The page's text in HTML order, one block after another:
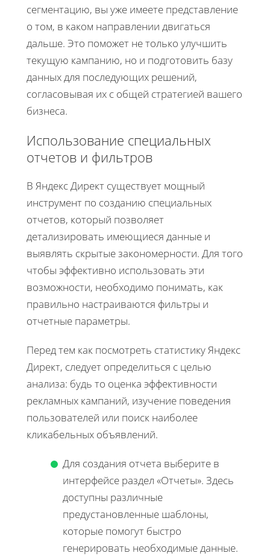
сегментацию, вы уже имеете представление
о том, в каком направлении двигаться
дальше. Это поможет не только улучшить
текущую кампанию, но и подготовить базу
данных для последующих решений,
согласовывая их с общей стратегией вашего
бизнеса.
Использование специальных
отчетов и фильтров
В Яндекс Директ существует мощный
инструмент по созданию специальных
отчетов, который позволяет
детализировать имеющиеся данные и
выявлять скрытые закономерности. Для того
чтобы эффективно использовать эти
возможности, необходимо понимать, как
правильно настраиваются фильтры и
отчетные параметры.
Перед тем как посмотреть статистику Яндекс
Директ, следует определиться с целью
анализа: будь то оценка эффективности
рекламных кампаний, изучение поведения
пользователей или поиск наиболее
кликабельных объявлений.
Для создания отчета выберите в
интерфейсе раздел «Отчеты». Здесь
доступны различные
предустановленные шаблоны,
которые помогут быстро
генерировать необходимые данные.